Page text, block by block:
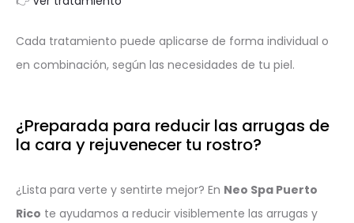
Cada tratamiento puede aplicarse de forma individual o
en combinación, según las necesidades de tu piel.
¿Preparada para reducir las arrugas de
la cara y rejuvenecer tu rostro?
¿Lista para verte y sentirte mejor? En Neo Spa Puerto
Rico te ayudamos a reducir visiblemente las arrugas y